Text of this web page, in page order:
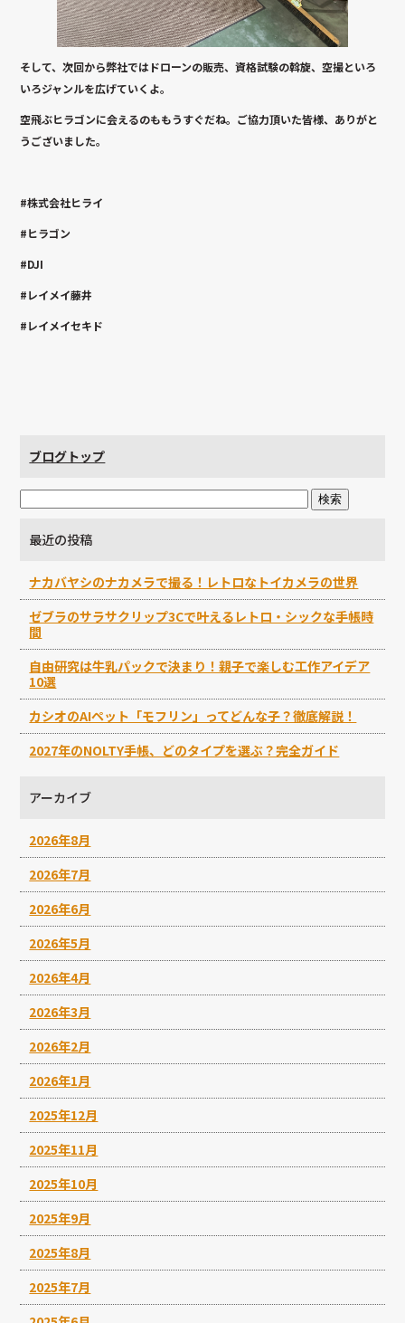
そして、次回から弊社ではドローンの販売、資格試験の斡旋、空撮といろ
いろジャンルを広げていくよ。
空飛ぶヒラゴンに会えるのももうすぐだね。ご協力頂いた皆様、ありがと
うございました。
#株式会社ヒライ
#ヒラゴン
#DJI
#レイメイ藤井
#レイメイセキド
ブログトップ
最近の投稿
ナカバヤシのナカメラで撮る！レトロなトイカメラの世界
ゼブラのサラサクリップ3Cで叶えるレトロ・シックな手帳時
間
自由研究は牛乳パックで決まり！親子で楽しむ工作アイデア
10選
カシオのAIペット「モフリン」ってどんな子？徹底解説！
2027年のNOLTY手帳、どのタイプを選ぶ？完全ガイド
アーカイブ
2026年8月
2026年7月
2026年6月
2026年5月
2026年4月
2026年3月
2026年2月
2026年1月
2025年12月
2025年11月
2025年10月
2025年9月
2025年8月
2025年7月